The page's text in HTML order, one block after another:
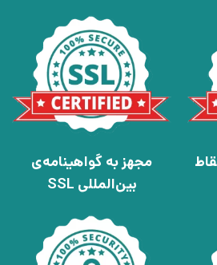
مجهز به گواهینامه‌ی
بین‌المللی SSL